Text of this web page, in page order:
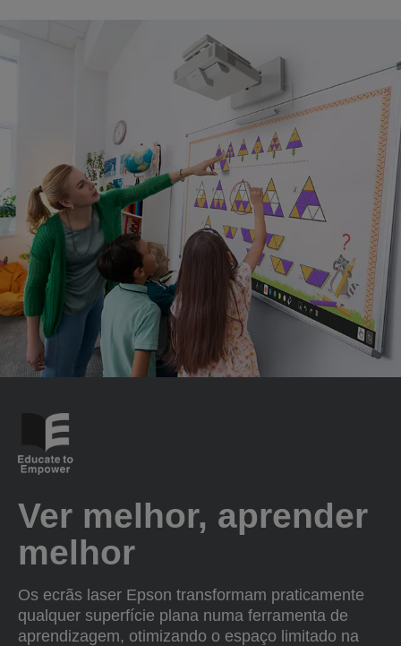
Ver melhor, aprender
melhor
Os ecrãs laser Epson transformam praticamente
qualquer superfície plana numa ferramenta de
aprendizagem, otimizando o espaço limitado na